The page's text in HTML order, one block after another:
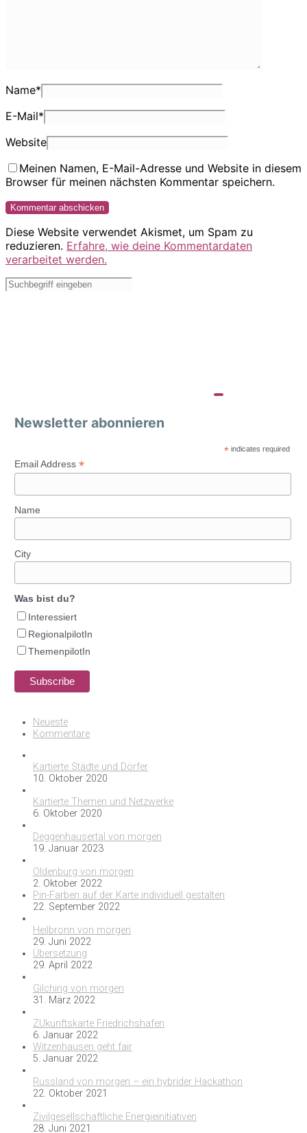
Name*
E-Mail*
Website
Meinen Namen, E-Mail-Adresse und Website in diesem
Browser für meinen nächsten Kommentar speichern.
Diese Website verwendet Akismet, um Spam zu
reduzieren. Erfahre, wie deine Kommentardaten
verarbeitet werden.
Newsletter abonnieren
* indicates required
Email Address *
Name
City
Was bist du?
Interessiert
RegionalpilotIn
ThemenpilotIn
Neueste
Kommentare
Kartierte Städte und Dörfer
10. Oktober 2020
Kartierte Themen und Netzwerke
6. Oktober 2020
Deggenhausertal von morgen
19. Januar 2023
Oldenburg von morgen
2. Oktober 2022
Pin-Farben auf der Karte individuell gestalten
22. September 2022
Heilbronn von morgen
29. Juni 2022
Übersetzung
29. April 2022
Gilching von morgen
31. März 2022
ZUkunftskarte Friedrichshafen
6. Januar 2022
Witzenhausen geht fair
5. Januar 2022
Russland von morgen – ein hybrider Hackathon
22. Oktober 2021
Zivilgesellschaftliche Energieinitiativen
28. Juni 2021